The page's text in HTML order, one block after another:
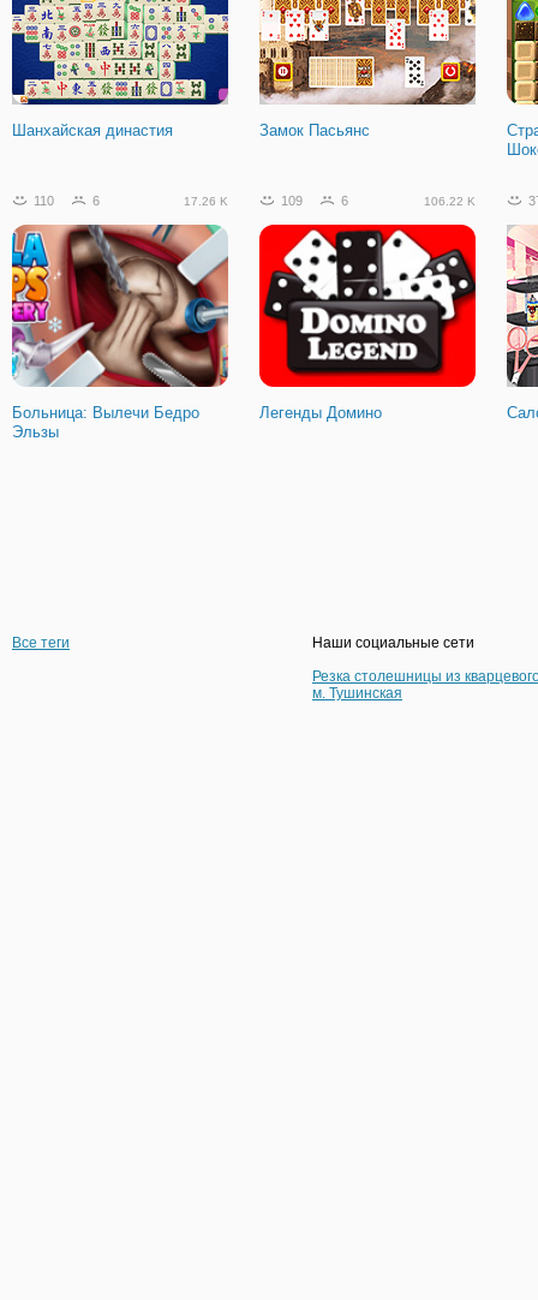
Шанхайская династия Замок Пасьянс
110 6 17.26 K
Больница: Вылечи Бедро
Эльзы
109 6 106.22 K
Легенды Домино
Все теги
Наши социальные сети
Резка столешницы из
м. Тушинская